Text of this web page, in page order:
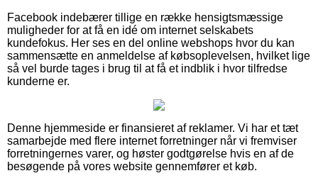
Facebook indebærer tillige en række hensigtsmæssige
muligheder for at få en idé om internet selskabets
kundefokus. Her ses en del online webshops hvor du kan
sammensætte en anmeldelse af købsoplevelsen, hvilket lige
så vel burde tages i brug til at få et indblik i hvor tilfredse
kunderne er.
Denne hjemmeside er finansieret af reklamer. Vi har et tæt
samarbejde med flere internet forretninger når vi fremviser
forretningernes varer, og høster godtgørelse hvis en af de
besøgende på vores website gennemfører et køb.